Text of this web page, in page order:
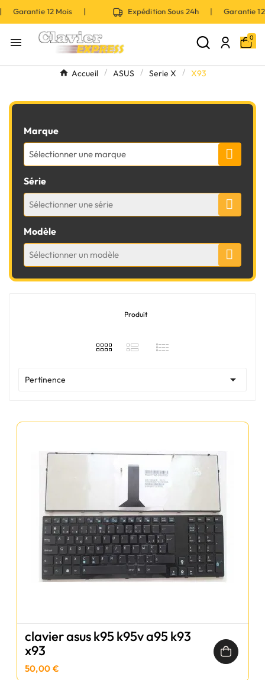
Garantie 12 Mois | Expédition Sous 24h | Garantie
 0
Accueil ASUS Serie X X93
Marque
Sélectionner une marque
Série
Sélectionner une série
Modèle
Sélectionner un modèle
Produit
Pertinence 
clavier asus k95 k95v a95 k93
x93
50,00 €